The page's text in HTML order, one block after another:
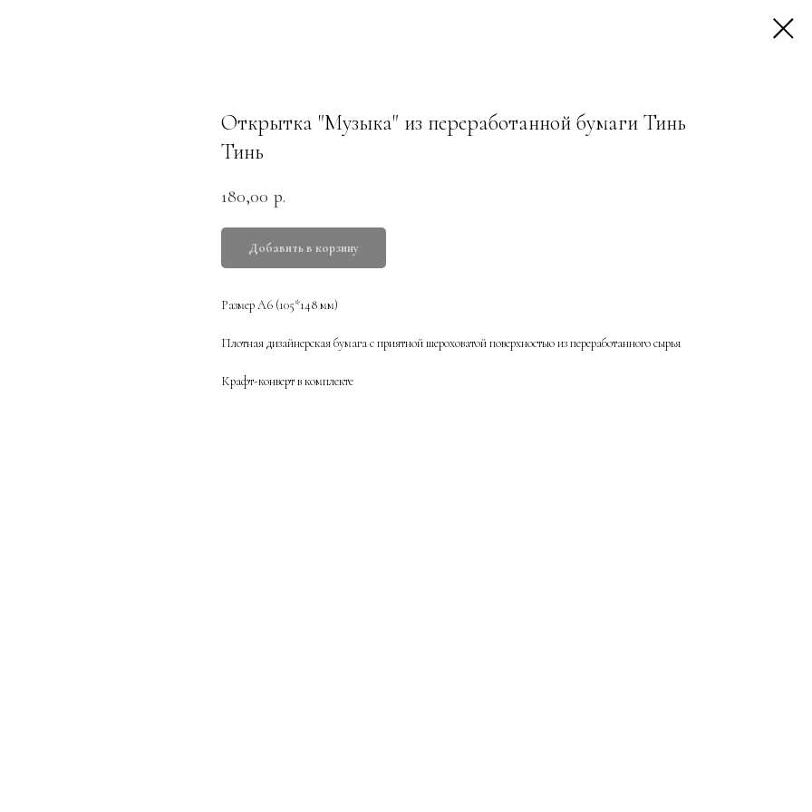
Открытка "Музыка" из переработанной бумаги Тинь
Тинь
180,00 р.
Добавить в корзину
Размер А6 (105*148 мм)
Плотная дизайнерская бумага с приятной шероховатой поверхностью из переработанного сырья
Крафт-конверт в комплекте